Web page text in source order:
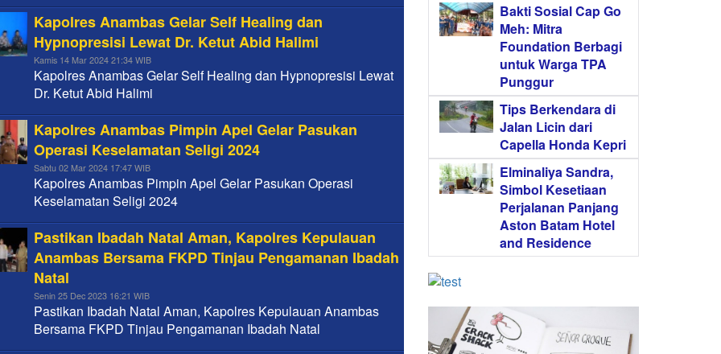
Kapolres Anambas Gelar Self Healing dan
Hypnopresisi Lewat Dr. Ketut Abid Halimi
Kamis 14 Mar 2024 21:34 WIB
Kapolres Anambas Gelar Self Healing dan Hypnopresisi Lewat
Dr. Ketut Abid Halimi
Kapolres Anambas Pimpin Apel Gelar Pasukan
Operasi Keselamatan Seligi 2024
Sabtu 02 Mar 2024 17:47 WIB
Kapolres Anambas Pimpin Apel Gelar Pasukan Operasi
Keselamatan Seligi 2024
Pastikan Ibadah Natal Aman, Kapolres Kepulauan
Anambas Bersama FKPD Tinjau Pengamanan Ibadah
Natal
Senin 25 Dec 2023 16:21 WIB
Pastikan Ibadah Natal Aman, Kapolres Kepulauan Anambas
Bersama FKPD Tinjau Pengamanan Ibadah Natal
Bakti Sosial Cap Go
Meh: Mitra
Foundation Berbagi
untuk Warga TPA
Punggur
Tips Berkendara di
Jalan Licin dari
Capella Honda Kepri
Elminaliya Sandra,
Simbol Kesetiaan
Perjalanan Panjang
Aston Batam Hotel
and Residence